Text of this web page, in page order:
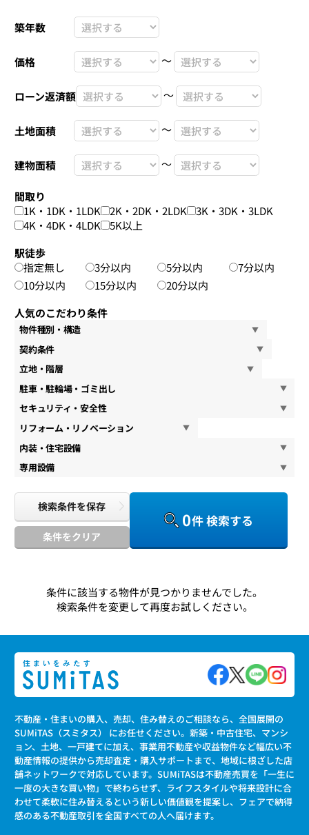
築年数
価格 〜
ローン返済額 〜
土地面積 〜
建物面積 〜
間取り
1K・1DK・1LDK
2K・2DK・2LDK
3K・3DK・3LDK
4K・4DK・4LDK
5K以上
駅徒歩
指定無し
3分以内 5分以内
7分以内
10分以内
15分以内
20分以内
人気のこだわり条件
物件種別・構造
契約条件
立地・階層
駐車・駐輪場・ゴミ出し
セキュリティ・安全性
リフォーム・リノベーション
内装・住宅設備
専用設備
検索条件を保存
条件をクリア
0件 検索する
条件に該当する物件が見つかりませんでした。
検索条件を変更して再度お試しください。
不動産・住まいの購入、売却、住み替えのご相談なら、全国展開の
SUMiTAS（スミタス） にお任せください。新築・中古住宅、マンシ
ョン、土地、一戸建てに加え、事業用不動産や収益物件など幅広い不
動産情報の提供から売却査定・購入サポートまで、地域に根ざした店
舗ネットワークで対応しています。SUMiTASは不動産売買を「一生に
一度の大きな買い物」で終わらせず、ライフスタイルや将来設計に合
わせて柔軟に住み替えるという新しい価値観を提案し、フェアで納得
感のある不動産取引を全国すべての人へ届けます。